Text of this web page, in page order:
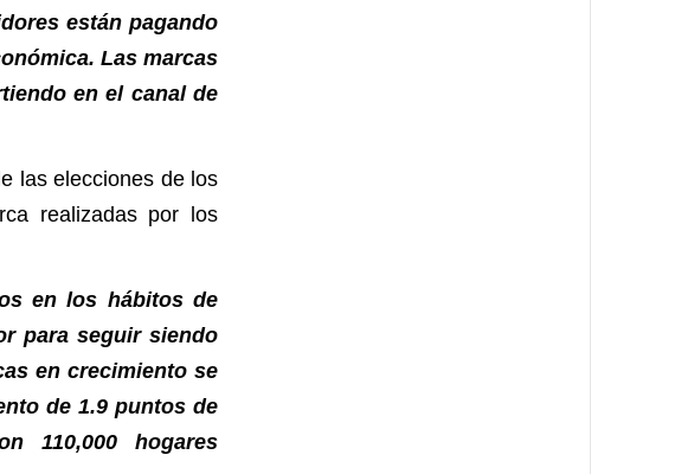
están pagando
Las marcas
en el canal de
las elecciones de los
realizadas por los
en los hábitos de
para seguir siendo
en crecimiento se
de 1.9 puntos de
110,000 hogares